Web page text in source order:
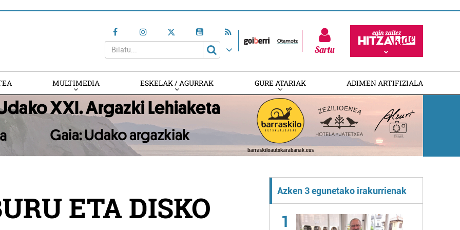
Sartu
MULTIMEDIA ESKELAK / AGURRAK GURE ATARIAK ADIMEN ARTIFIZIALA
ETA DISKO
Azken 3 egunetako irakurrienak
1